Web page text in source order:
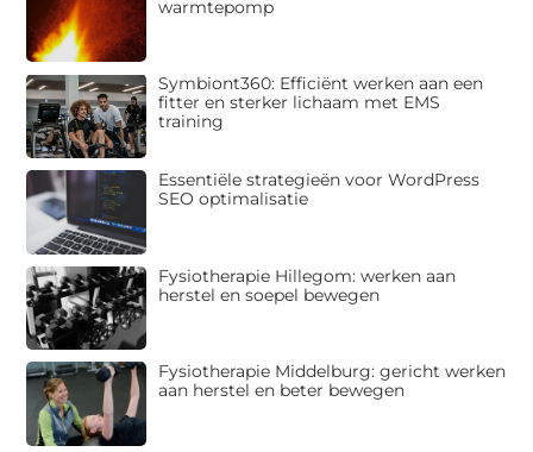
warmtepomp
Symbiont360: Efficiënt werken aan een
fitter en sterker lichaam met EMS
training
Essentiële strategieën voor WordPress
SEO optimalisatie
Fysiotherapie Hillegom: werken aan
herstel en soepel bewegen
Fysiotherapie Middelburg: gericht werken
aan herstel en beter bewegen